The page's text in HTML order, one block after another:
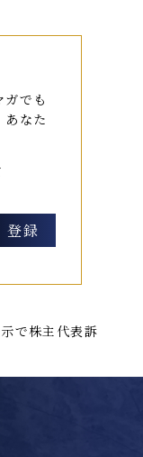
でも
あなた
で株主代表訴